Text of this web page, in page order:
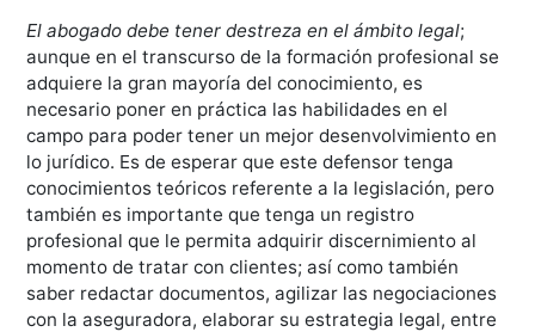
El abogado debe tener destreza en el ámbito legal;
aunque en el transcurso de la formación profesional se
adquiere la gran mayoría del conocimiento, es
necesario poner en práctica las habilidades en el
campo para poder tener un mejor desenvolvimiento en
lo jurídico. Es de esperar que este defensor tenga
conocimientos teóricos referente a la legislación, pero
también es importante que tenga un registro
profesional que le permita adquirir discernimiento al
momento de tratar con clientes; así como también
saber redactar documentos, agilizar las negociaciones
con la aseguradora, elaborar su estrategia legal, entre